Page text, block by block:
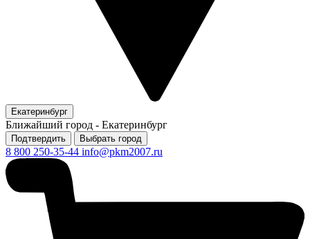
Екатеринбург
Ближайший город - Екатеринбург
Подтвердить Выбрать город
8 800 250-35-44 info@pkm2007.ru